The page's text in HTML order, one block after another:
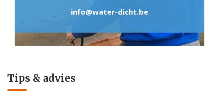
info@water-dicht.be
Tips & advies